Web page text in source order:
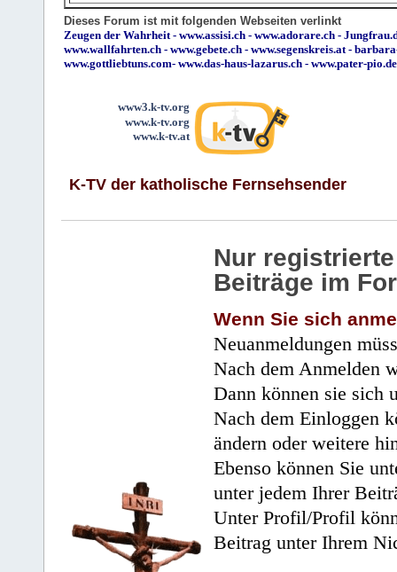
Dieses Forum ist mit folgenden Webseiten verlinkt
Zeugen der Wahrheit- www.assisi.ch - www.adorare.ch -
www.wallfahrten.ch - www.gebete.ch - www.segenskreis.at-
www.gottliebtuns.com- www.das-haus-lazarus.ch - www.pater-pio.de
www3.k-tv.org
www.k-tv.org
www.k-tv.at
K-TV der katholische Fernsehsender
Nur
Beiträge im
Wenn Sie sich
Neuanmeldungen
Nach dem Anmelden
Dann können sie sich
Nach dem Einloggen
ändern oder weitere
Ebenso können Sie
unter jedem Ihrer
Unter Profil/Profil
Beitrag unter Ihrem